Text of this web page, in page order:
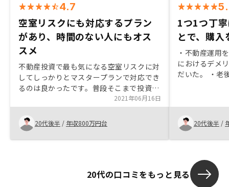
4.7
空室リスクにも対応するプラン
があり、時間のない人にもオス
スメ
不動産投資で最も気になる空室リスクに対
してしっかりとマスタープランで対応でき
るのは良かったです。普段そこまで投資先
に注視する時間のない人にもおすすめでき
ます。
2021年06月16日
20代後半 / 年収800万円台
1つ1つ丁
とで、購
・不動産運用
におけるデメ
だいた。 ・老
担当者が不動
ってくれた。
時も改めて丁
いたので安心
20代後半 /
20代の口コミをもっと見る